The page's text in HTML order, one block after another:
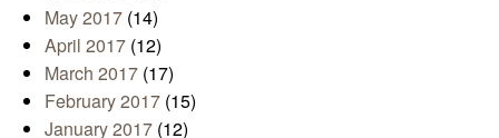
May 2017 (14)
April 2017 (12)
March 2017 (17)
February 2017 (15)
January 2017 (12)